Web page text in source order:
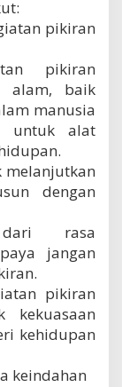
pikiran
pikiran
alam, baik
manusia
untuk alat
melanjutkan
dengan
dari rasa
jangan
pikiran
kekuasaan
kehidupan
keindahan